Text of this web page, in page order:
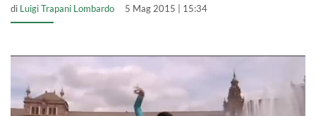
di Luigi Trapani Lombardo 5 Mag 2015 | 15:34